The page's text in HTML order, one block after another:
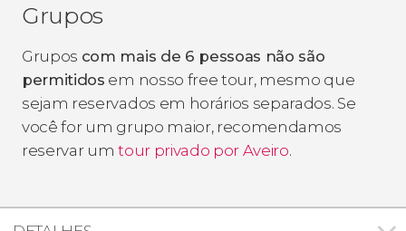
Grupos
Grupos com mais de 6 pessoas não são
permitidos em nosso free tour, mesmo que
sejam reservados em horários separados. Se
você for um grupo maior, recomendamos
reservar umtour privado por Aveiro.